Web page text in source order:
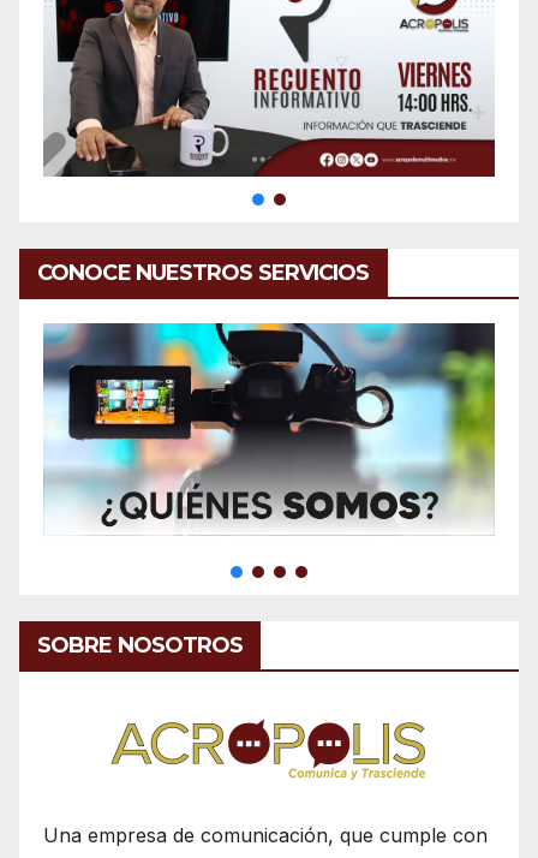
CONOCE NUESTROS SERVICIOS
SOBRE NOSOTROS
Una empresa de comunicación, que cumple con